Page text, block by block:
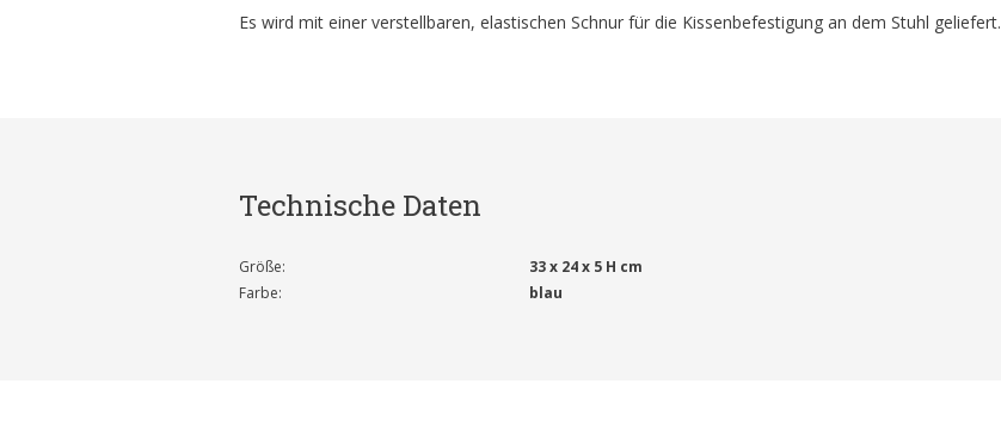
Es wird mit einer verstellbaren, elastischen Schnur für die Kissenbefestigung an dem Stuhl geliefert.
Technische Daten
Größe:
33 x 24 x 5 H cm
Farbe:
blau